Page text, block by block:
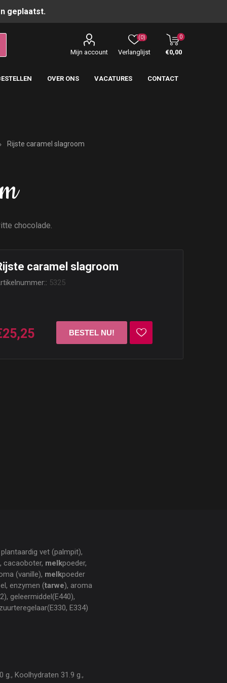
geplaatst.
Mijn account Verlanglijst
(0) 0
€0,00
OVER ONS VACATURES CONTACT
Rijste caramel slagroom
chocolade.
caramel slagroom
5325
vet (palmpit),
cacaoboter, melkpoeder,
(vanille), melkpoeder
enzymen (tarwe), aroma
geleermiddel(E440),
E334)
g., Koolhydraten 31.9 g.,